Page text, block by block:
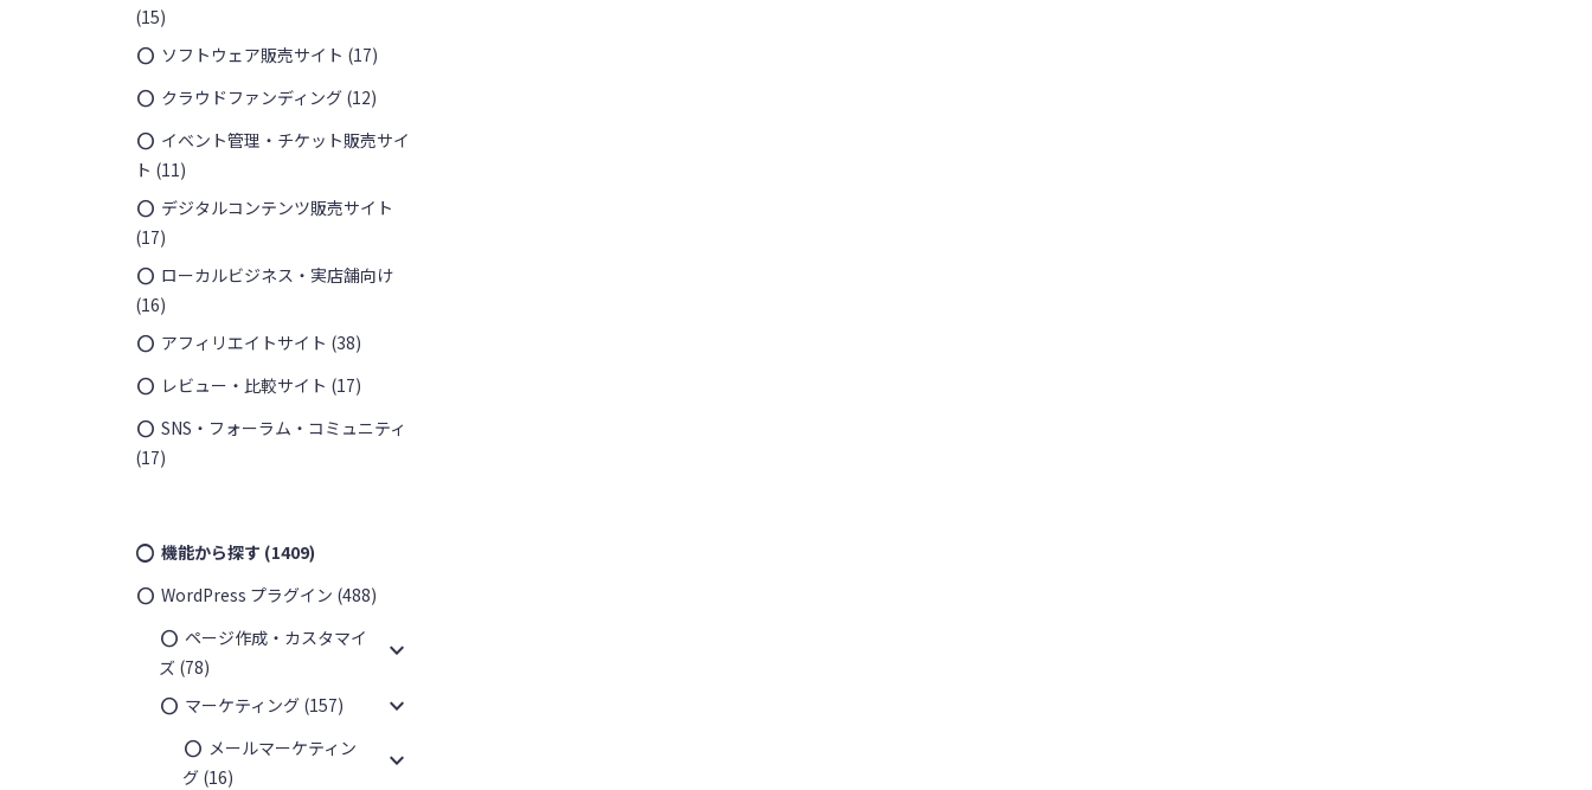
(15)
ソフトウェア販売サイト (17)
クラウドファンディング (12)
イベント管理・チケット販売サイ
ト (11)
デジタルコンテンツ販売サイト
(17)
ローカルビジネス・実店舗向け
(16)
アフィリエイトサイト (38)
レビュー・比較サイト (17)
SNS・フォーラム・コミュニティ
(17)
機能から探す (1409)
WordPress プラグイン (488)
ページ作成・カスタマイ
ズ (78) expand_more
マーケティング (157) expand_more
メールマーケティン
グ (16) expand_more